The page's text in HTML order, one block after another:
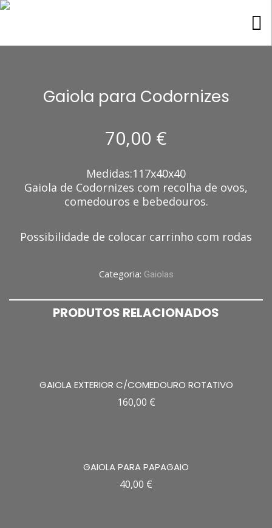
Gaiola para Codornizes
70,00 €
Medidas:117x40x40
Gaiola de Codornizes com recolha de ovos,
comedouros e bebedouros.
Possibilidade de colocar carrinho com rodas
Categoria: Gaiolas
PRODUTOS RELACIONADOS
GAIOLA EXTERIOR C/COMEDOURO ROTATIVO
160,00 €
GAIOLA PARA PAPAGAIO
40,00 €